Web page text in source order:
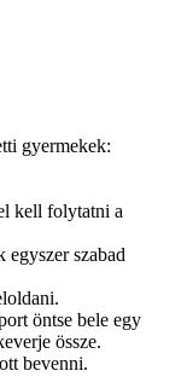
gyermekek:
kell folytatni a
egyszer szabad
öntse bele egy
össze.
bevenni.